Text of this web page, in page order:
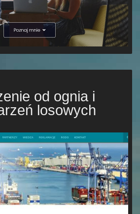
od ognia i
losowych